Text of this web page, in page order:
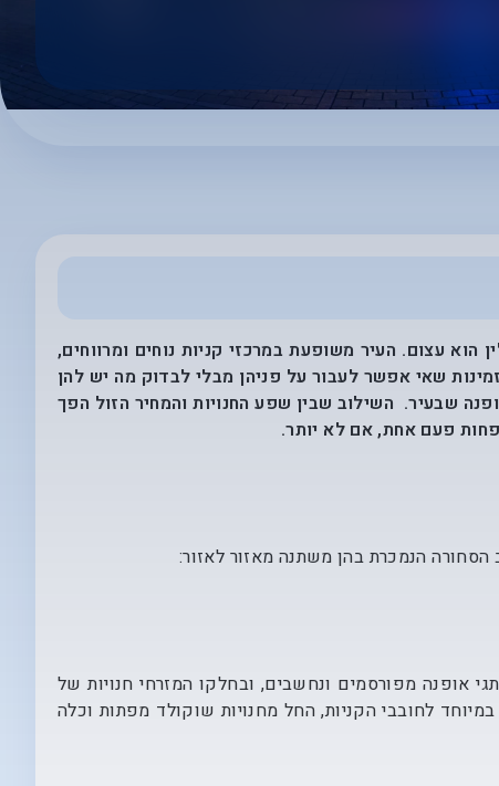
עצום. העיר משופעת במרכזי קניות נוחים ומרווחים,
שאי אפשר לעבור על פניהן מבלי לבדוק מה יש להן
שבעיר. השילוב שבין שפע החנויות והמחיר הזול הפך
פעם אחת, אם לא יותר.
הסחורה הנמכרת בהן משתנה מאזור לאזור:
אופנה מפורסמים ונחשבים, ובחלקו המזרחי חנויות של
לחובבי הקניות, החל מחנויות שוקולד מפתות וכלה